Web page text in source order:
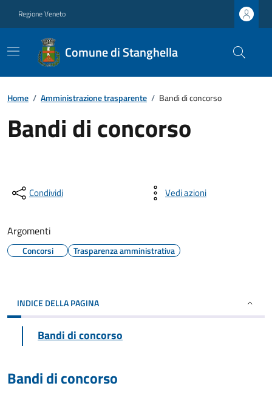
Regione Veneto
Comune di Stanghella
Home / Amministrazione trasparente / Bandi di concorso
Bandi di concorso
Condividi Vedi azioni
Argomenti
Concorsi Trasparenza amministrativa
INDICE DELLA PAGINA
Bandi di concorso
Bandi di concorso